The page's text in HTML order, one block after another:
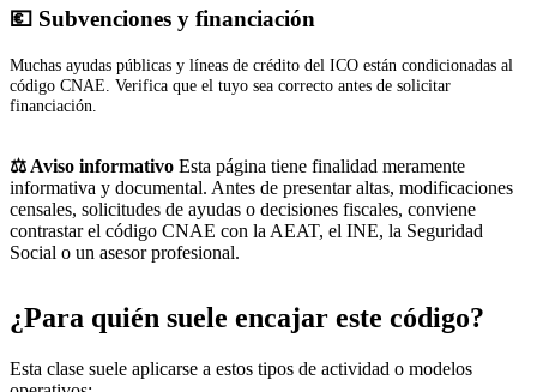
💶 Subvenciones y financiación
Muchas ayudas públicas y líneas de crédito del ICO están condicionadas al
código CNAE. Verifica que el tuyo sea correcto antes de solicitar
financiación.
⚖️ Aviso informativo Esta página tiene finalidad meramente
informativa y documental. Antes de presentar altas, modificaciones
censales, solicitudes de ayudas o decisiones fiscales, conviene
contrastar el código CNAE con la AEAT, el INE, la Seguridad
Social o un asesor profesional.
¿Para quién suele encajar este código?
Esta clase suele aplicarse a estos tipos de actividad o modelos